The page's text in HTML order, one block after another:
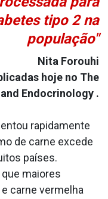
tipo 2 na
população"
Nita Forouhi
hoje no The
Endocrinology .
rapidamente
de carne excede
países.
maiores
carne vermelha